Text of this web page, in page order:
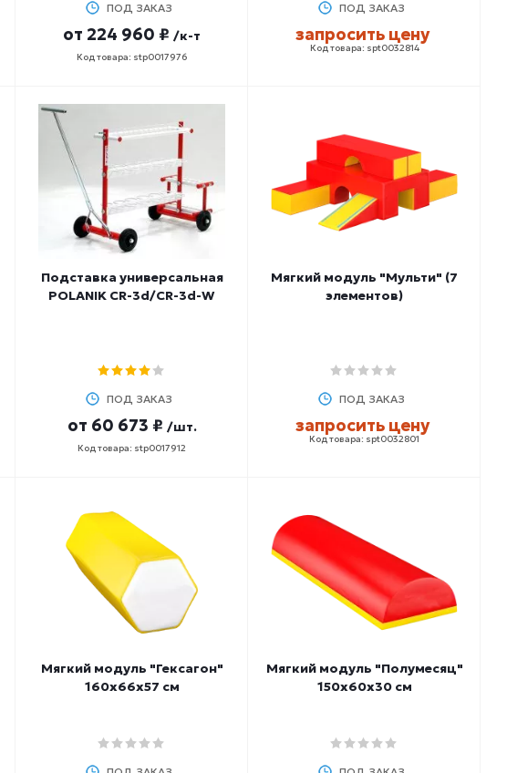
ПОД ЗАКАЗ
от 224 960 ₽ /к-т
Код товара: stp0017976
ПОД ЗАКАЗ
запросить цену
Код товара: spt0032814
Подставка универсальная
POLANIK СR-3d/СR-3d-W
ПОД ЗАКАЗ
от 60 673 ₽ /шт.
Код товара: stp0017912
Мягкий модуль "Мульти" (7
элементов)
ПОД ЗАКАЗ
запросить цену
Код товара: spt0032801
Мягкий модуль "Гексагон"
160х66х57 см
Мягкий модуль "Полумесяц"
150х60х30 см